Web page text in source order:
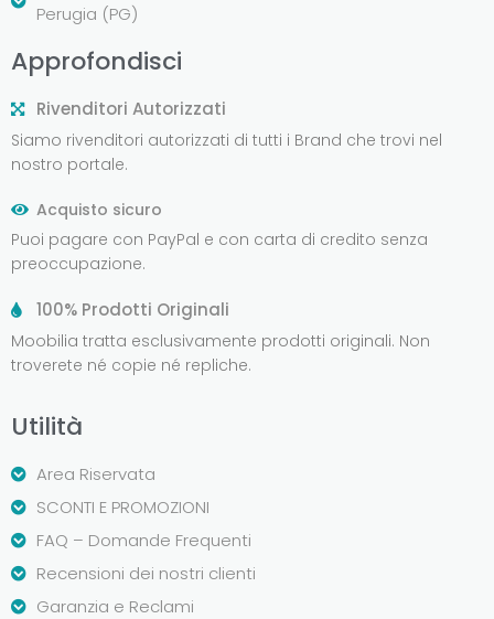
Perugia (PG)
Approfondisci
Rivenditori Autorizzati
Siamo rivenditori autorizzati di tutti i Brand che trovi nel
nostro portale.
Acquisto sicuro
Puoi pagare con PayPal e con carta di credito senza
preoccupazione.
100% Prodotti Originali
Moobilia tratta esclusivamente prodotti originali. Non
troverete né copie né repliche.
Utilità
Area Riservata
SCONTI E PROMOZIONI
FAQ – Domande Frequenti
Recensioni dei nostri clienti
Garanzia e Reclami